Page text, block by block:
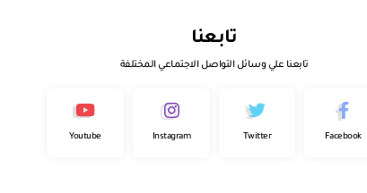
تابعنا
تابعنا علي وسائل التواصل الاجتماعي المختلفة
Facebook
Twitter
Instagram
Youtube